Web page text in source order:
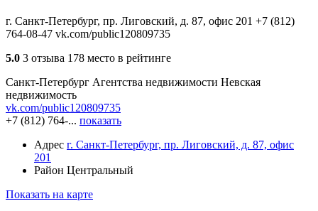
г. Санкт-Петербург, пр. Лиговский, д. 87, офис 201 +7 (812)
764-08-47 vk.com/public120809735
5.0 3 отзыва 178 место в рейтинге
Санкт-Петербург Агентства недвижимости Невская
недвижимость
vk.com/public120809735
+7 (812) 764-... показать
Адрес г. Санкт-Петербург, пр. Лиговский, д. 87, офис
201
Район Центральный
Показать на карте